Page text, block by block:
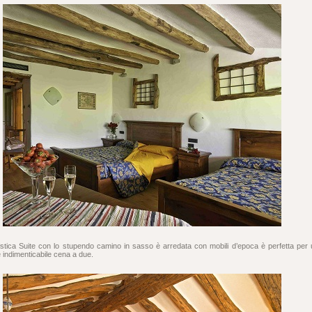
Suite con lo stupendo camino in sasso è arredata con mobili d’epoca è perfetta per
cena a due.